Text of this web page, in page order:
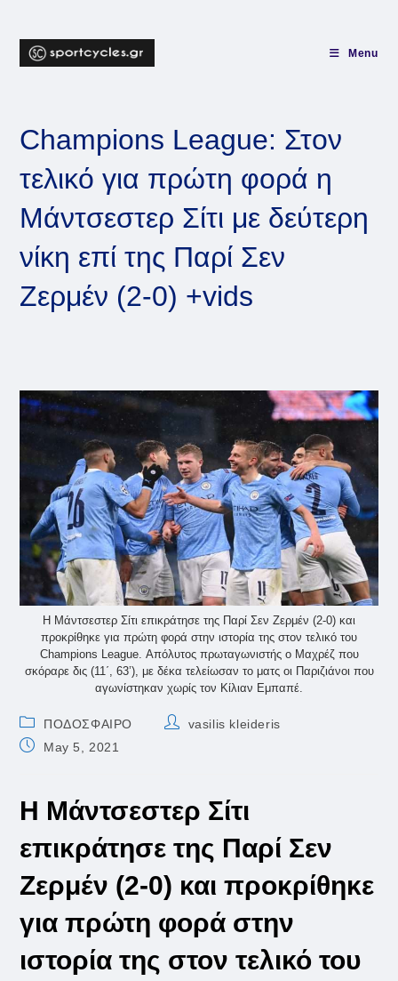
content
Menu
Champions League: Στον
τελικό για πρώτη φορά η
Μάντσεστερ Σίτι με δεύτερη
νίκη επί της Παρί Σεν
Ζερμέν (2-0) +vids
Η Μάντσεστερ Σίτι επικράτησε της Παρί Σεν Ζερμέν (2-0) και
προκρίθηκε για πρώτη φορά στην ιστορία της στον τελικό του
Champions League. Απόλυτος πρωταγωνιστής ο Μαχρέζ που
σκόραρε δις (11΄, 63’), με δέκα τελείωσαν το ματς οι Παριζιάνοι που
αγωνίστηκαν χωρίς τον Κίλιαν Εμπαπέ.
Post
category:
ΠΟΔΟΣΦΑΙΡΟ
Postvasilis kleideris
PostMay 5, 2021
Η Μάντσεστερ Σίτι
επικράτησε της Παρί Σεν
Ζερμέν (2-0) και προκρίθηκε
για πρώτη φορά στην
ιστορία της στον τελικό του